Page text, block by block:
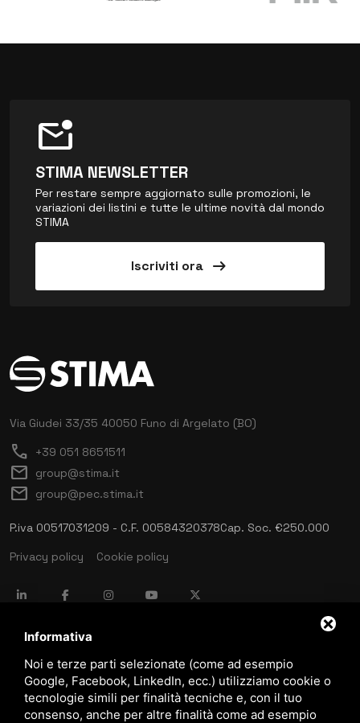
mark_email_unread
STIMA NEWSLETTER
Per restare sempre aggiornato sulle promozioni, le
variazioni dei listini e tutte le ultime novità dal mondo
STIMA
Iscriviti ora arrow_right_alt
Via Giudei 33/35 40050 Funo di Argelato (BO)
call +39 051 8651511
mail group@stima.it
mail group@pec.stima.it
P.iva 00517031209 - C.F. 00584320378Cap. Soc. €250.000
Privacy policy
Cookie policy
language ITALIANO
download Catalogo Stima
Informativa
Noi e terze parti selezionate (come ad esempio
Google, Facebook, LinkedIn, ecc.) utilizziamo cookie o
tecnologie simili per finalità tecniche e, con il tuo
consenso, anche per altre finalità come ad esempio